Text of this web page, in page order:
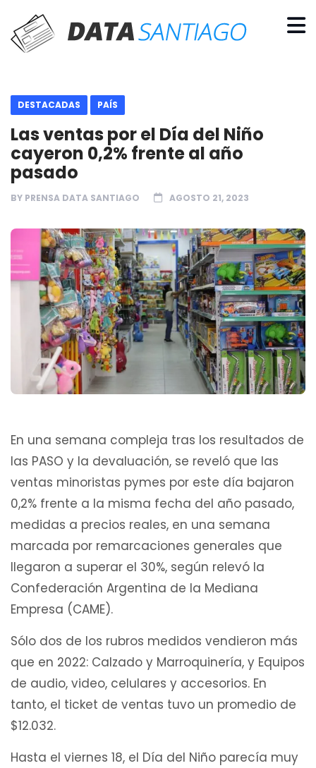
DESTACADAS PAÍS
Las ventas por el Día del Niño
cayeron 0,2% frente al año
pasado
BY PRENSA DATA SANTIAGO AGOSTO 21, 2023
En una semana compleja tras los resultados de
las PASO y la devaluación, se reveló que las
ventas minoristas pymes por este día bajaron
0,2% frente a la misma fecha del año pasado,
medidas a precios reales, en una semana
marcada por remarcaciones generales que
llegaron a superar el 30%, según relevó la
Confederación Argentina de la Mediana
Empresa (CAME).
Sólo dos de los rubros medidos vendieron más
que en 2022: Calzado y Marroquinería, y Equipos
de audio, video, celulares y accesorios. En
tanto, el ticket de ventas tuvo un promedio de
$12.032.
Hasta el viernes 18, el Día del Niño parecía muy